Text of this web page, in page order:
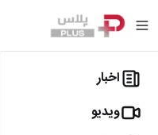
اخبار
ویدیو